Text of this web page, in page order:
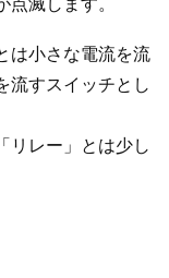
滅します。
は小さな電流を流
流すスイッチとし
リレー」とは少し